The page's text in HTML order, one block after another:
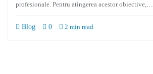
profesionale. Pentru atingerea acestor obiective,…
Blog 0 2 min read